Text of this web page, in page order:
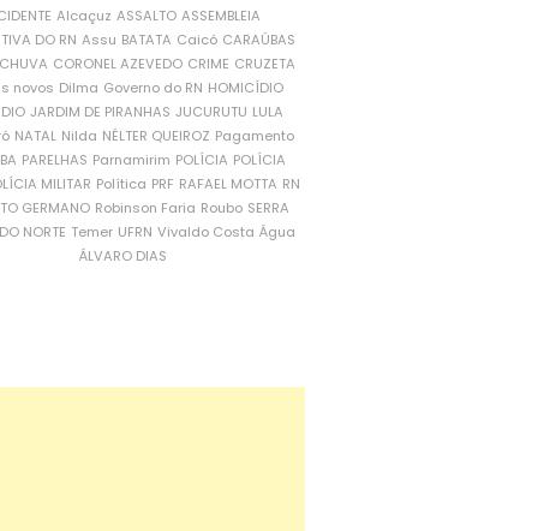
Alcaçuz ASSALTO ASSEMBLEIA
DO RN Assu BATATA Caicó CARAÚBAS
CORONEL AZEVEDO CRIME CRUZETA
novos Dilma Governo do RN HOMICÍDIO
JARDIM DE PIRANHAS JUCURUTU LULA
NATAL Nilda NÉLTER QUEIROZ Pagamento
PARELHAS Parnamirim POLÍCIA POLÍCIA
MILITAR Política PRF RAFAEL MOTTA RN
GERMANO Robinson Faria Roubo SERRA
NORTE Temer UFRN Vivaldo Costa Água
ÁLVARO DIAS